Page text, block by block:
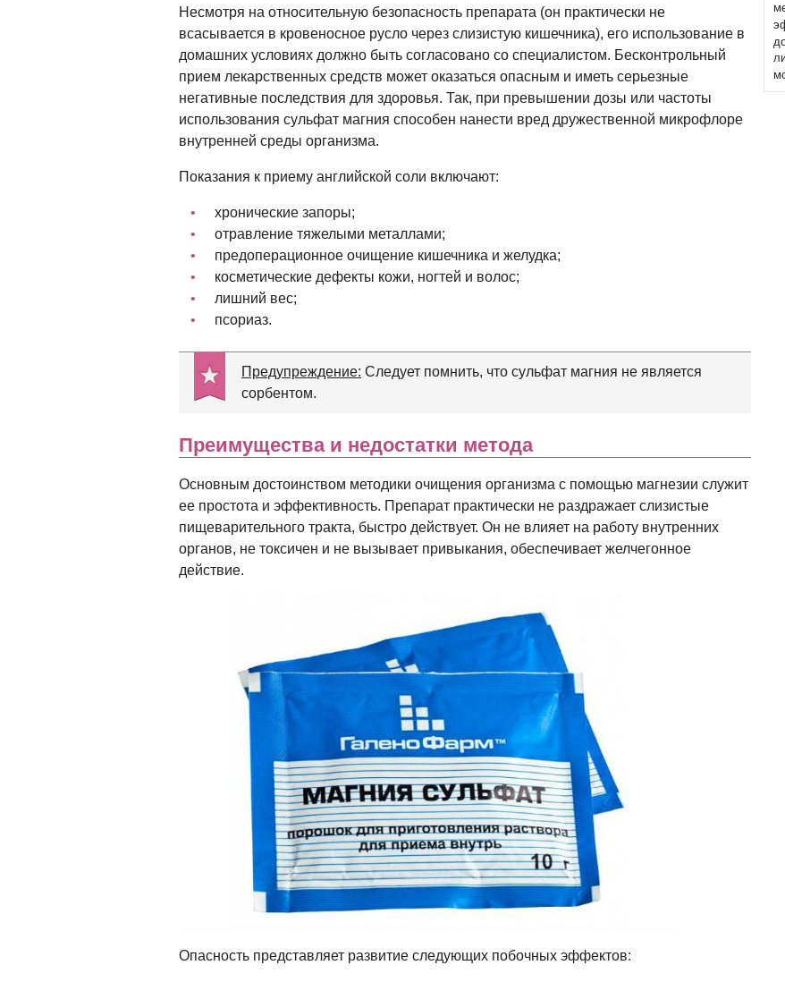
Несмотря на относительную безопасность препарата (он практически не
всасывается в кровеносное русло через слизистую кишечника), его использование в
домашних условиях должно быть согласовано со специалистом. Бесконтрольный
прием лекарственных средств может оказаться опасным и иметь серьезные
негативные последствия для здоровья. Так, при превышении дозы или частоты
использования сульфат магния способен нанести вред дружественной микрофлоре
внутренней среды организма.
Показания к приему английской соли включают:
хронические запоры;
отравление тяжелыми металлами;
предоперационное очищение кишечника и желудка;
косметические дефекты кожи, ногтей и волос;
лишний вес;
псориаз.
Предупреждение: Следует помнить, что сульфат магния не является
сорбентом.
Преимущества и недостатки метода
Основным достоинством методики очищения организма с помощью магнезии служит
ее простота и эффективность. Препарат практически не раздражает слизистые
пищеварительного тракта, быстро действует. Он не влияет на работу внутренних
органов, не токсичен и не вызывает привыкания, обеспечивает желчегонное
действие.
Опасность представляет развитие следующих побочных эффектов: